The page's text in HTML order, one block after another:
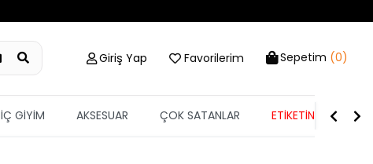
Giriş Yap Favorilerim Sepetim (0)
İÇ GİYİM AKSESUAR ÇOK SATANLAR ETİKETİN YARISI